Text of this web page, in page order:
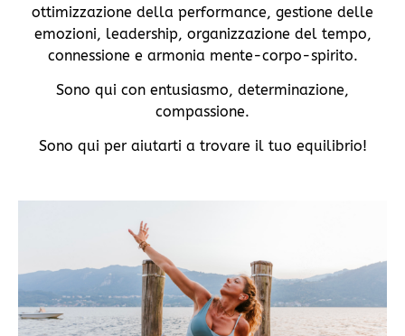
ottimizzazione della performance, gestione delle
emozioni, leadership, organizzazione del tempo,
connessione e armonia mente-corpo-spirito.
Sono qui con entusiasmo, determinazione,
compassione.
Sono qui per aiutarti a trovare il tuo equilibrio!